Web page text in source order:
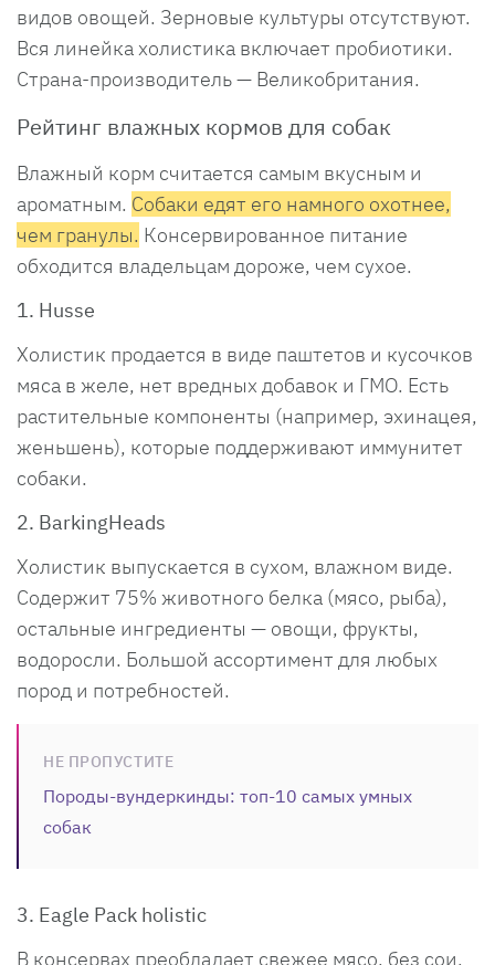
видов овощей. Зерновые культуры отсутствуют.
Вся линейка холистика включает пробиотики.
Страна-производитель — Великобритания.
Рейтинг влажных кормов для собак
Влажный корм считается самым вкусным и
ароматным. Собаки едят его намного охотнее,
чем гранулы. Консервированное питание
обходится владельцам дороже, чем сухое.
1. Husse
Холистик продается в виде паштетов и кусочков
мяса в желе, нет вредных добавок и ГМО. Есть
растительные компоненты (например, эхинацея,
женьшень), которые поддерживают иммунитет
собаки.
2. BarkingHeads
Холистик выпускается в сухом, влажном виде.
Содержит 75% животного белка (мясо, рыба),
остальные ингредиенты — овощи, фрукты,
водоросли. Большой ассортимент для любых
пород и потребностей.
НЕ ПРОПУСТИТЕ
Породы-вундеркинды: топ-10 самых умных
собак
3. Eagle Pack holistic
В консервах преобладает свежее мясо, без сои,